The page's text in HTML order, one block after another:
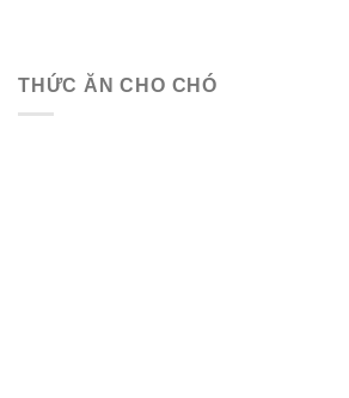
THỨC ĂN CHO CHÓ